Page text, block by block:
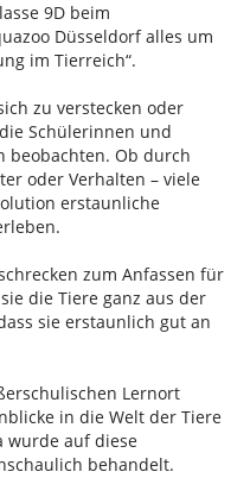
9D beim
Düsseldorf alles um
im Tierreich“.
zu verstecken oder
Schülerinnen und
beobachten. Ob durch
oder Verhalten – viele
erstaunliche
zum Anfassen für
die Tiere ganz aus der
sie erstaunlich gut an
Lernort
in die Welt der Tiere
wurde auf diese
behandelt.